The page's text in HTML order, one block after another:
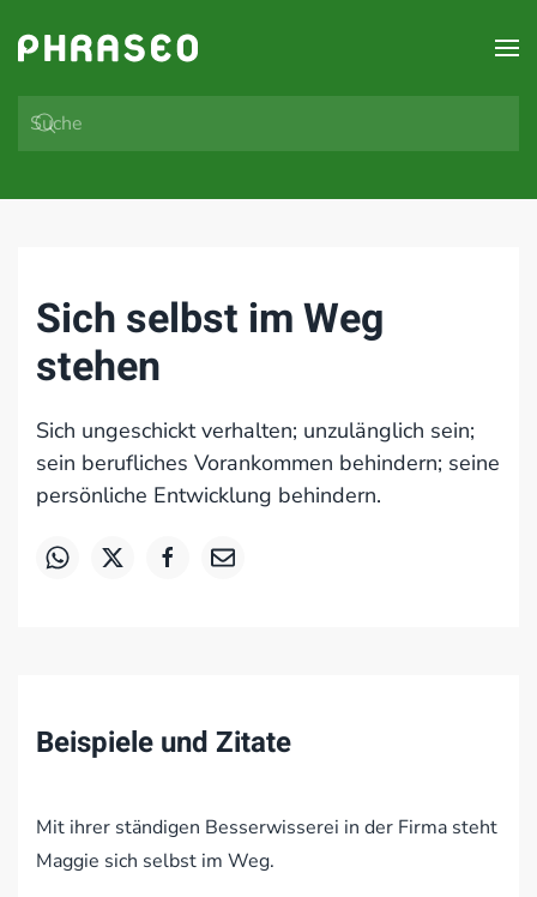
Zum Hauptinhalt springen
Sich selbst im Weg
stehen
Sich ungeschickt verhalten; unzulänglich sein;
sein berufliches Vorankommen behindern; seine
persönliche Entwicklung behindern.
Beispiele und Zitate
Mit ihrer ständigen Besserwisserei in der Firma steht
Maggie sich selbst im Weg.